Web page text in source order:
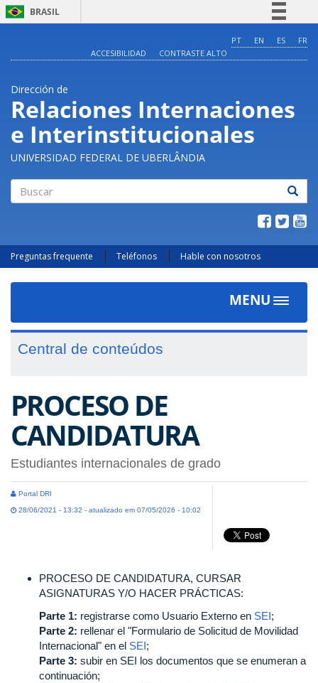
BRASIL
Comunica BR
Acesso à informação
Legislação
Canais
PT EN ES
FR
ACCESIBILIDAD
CONTRASTE ALTO
Dirección de
Relaciones Internaciones
e Interinstitucionales
UNIVERSIDAD FEDERAL DE UBERLÂNDIA
Preguntas frequente Teléfonos Hable con nosotros
MENU
Toggle
Central de conteúdos
PROCESO DE
CANDIDATURA
Estudiantes internacionales de grado
Portal DRI
28/06/2021 - 13:32 - atualizado em 07/05/2026 - 10:02
PROCESO DE CANDIDATURA, CURSAR
ASIGNATURAS Y/O HACER PRÁCTICAS:
Parte 1: registrarse como Usuario Externo en SEI;
Parte 2: rellenar el "Formulario de Solicitud de Movilidad
Internacional" en el SEI;
Parte 3: subir en SEI los documentos que se enumeran a
continuación;